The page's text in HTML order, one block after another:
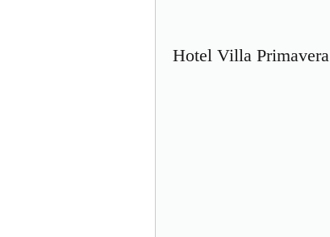
Hotel Villa Primavera